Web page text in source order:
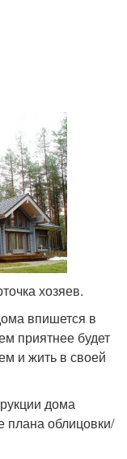
хозяев.
впишется в
приятнее будет
и жить в своей
дома
плана облицовки/